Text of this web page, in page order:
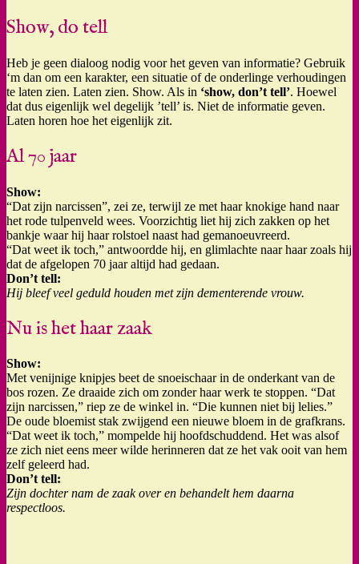
Show, do tell
Heb je geen dialoog nodig voor het geven van informatie? Gebruik
‘m dan om een karakter, een situatie of de onderlinge verhoudingen
te laten zien. Laten zien. Show. Als in ‘show, don’t tell’. Hoewel
dat dus eigenlijk wel degelijk ’tell’ is. Niet de informatie geven.
Laten horen hoe het eigenlijk zit.
Al 70 jaar
Show:
“Dat zijn narcissen”, zei ze, terwijl ze met haar knokige hand naar
het rode tulpenveld wees. Voorzichtig liet hij zich zakken op het
bankje waar hij haar rolstoel naast had gemanoeuvreerd.
“Dat weet ik toch,” antwoordde hij, en glimlachte naar haar zoals hij
dat de afgelopen 70 jaar altijd had gedaan.
Don’t tell:
Hij bleef veel geduld houden met zijn dementerende vrouw.
Nu is het haar zaak
Show:
Met venijnige knipjes beet de snoeischaar in de onderkant van de
bos rozen. Ze draaide zich om zonder haar werk te stoppen. “Dat
zijn narcissen,” riep ze de winkel in. “Die kunnen niet bij lelies.”
De oude bloemist stak zwijgend een nieuwe bloem in de grafkrans.
“Dat weet ik toch,” mompelde hij hoofdschuddend. Het was alsof
ze zich niet eens meer wilde herinneren dat ze het vak ooit van hem
zelf geleerd had.
Don’t tell:
Zijn dochter nam de zaak over en behandelt hem daarna
respectloos.